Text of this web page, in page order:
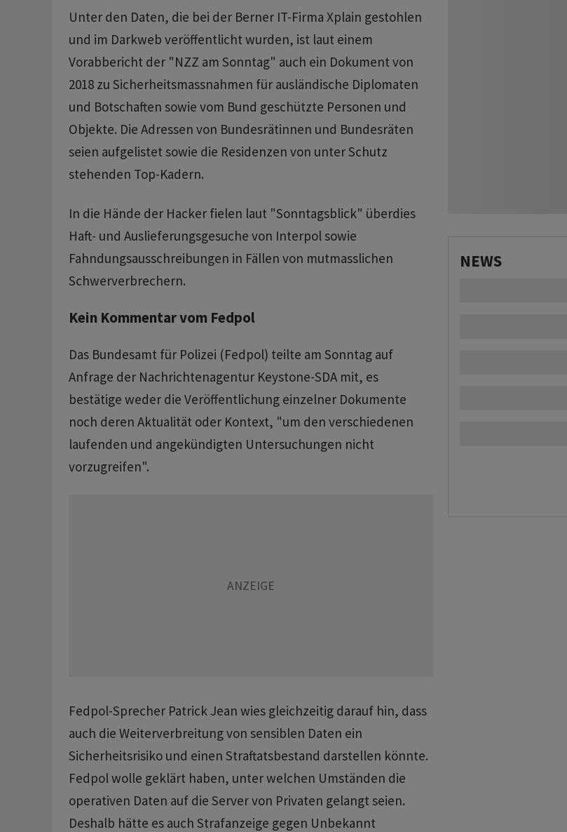
Unter den Daten, die bei der Berner IT-Firma Xplain gestohlen
und im Darkweb veröffentlicht wurden, ist laut einem
Vorabbericht der "NZZ am Sonntag" auch ein Dokument von
2018 zu Sicherheitsmassnahmen für ausländische Diplomaten
und Botschaften sowie vom Bund geschützte Personen und
Objekte. Die Adressen von Bundesrätinnen und Bundesräten
seien aufgelistet sowie die Residenzen von unter Schutz
stehenden Top-Kadern.
In die Hände der Hacker fielen laut "Sonntagsblick" überdies
Haft- und Auslieferungsgesuche von Interpol sowie
Fahndungsausschreibungen in Fällen von mutmasslichen
Schwerverbrechern.
Kein Kommentar vom Fedpol
Das Bundesamt für Polizei (Fedpol) teilte am Sonntag auf
Anfrage der Nachrichtenagentur Keystone-SDA mit, es
bestätige weder die Veröffentlichung einzelner Dokumente
noch deren Aktualität oder Kontext, "um den verschiedenen
laufenden und angekündigten Untersuchungen nicht
vorzugreifen".
Fedpol-Sprecher Patrick Jean wies gleichzeitig darauf hin, dass
auch die Weiterverbreitung von sensiblen Daten ein
Sicherheitsrisiko und einen Straftatsbestand darstellen könnte.
Fedpol wolle geklärt haben, unter welchen Umständen die
operativen Daten auf die Server von Privaten gelangt seien.
Deshalb hätte es auch Strafanzeige gegen Unbekannt
NEWS